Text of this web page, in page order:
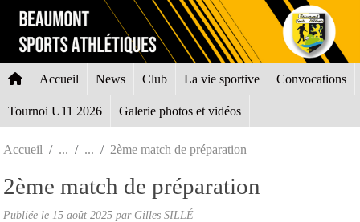
Accueil News Club La vie sportive Convocations
Tournoi U11 2026 Galerie photos et vidéos
Accueil 2ème match de préparation
2ème match de préparation
Publiée le 15 août 2025 par Gilles SILLÉ
Panneau de gestion des cookies